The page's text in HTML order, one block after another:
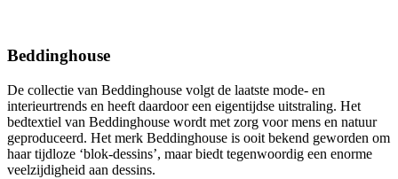
Beddinghouse
De collectie van Beddinghouse volgt de laatste mode- en
interieurtrends en heeft daardoor een eigentijdse uitstraling. Het
bedtextiel van Beddinghouse wordt met zorg voor mens en natuur
geproduceerd. Het merk Beddinghouse is ooit bekend geworden om
haar tijdloze ‘blok-dessins’, maar biedt tegenwoordig een enorme
veelzijdigheid aan dessins.